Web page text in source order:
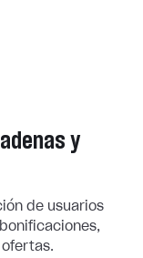
y
de usuarios